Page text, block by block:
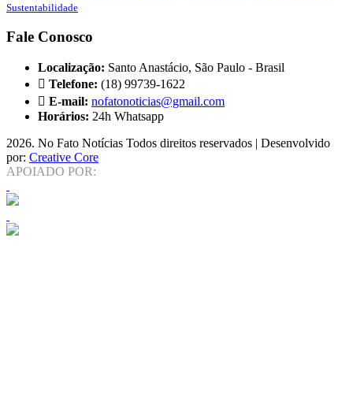
Sustentabilidade
Fale Conosco
Localização: Santo Anastácio, São Paulo - Brasil
Telefone: (18) 99739-1622
E-mail: nofatonoticias@gmail.com
Horários: 24h Whatsapp
2026. No Fato Notícias Todos direitos reservados | Desenvolvido
por: Creative Core
APOIADO POR: